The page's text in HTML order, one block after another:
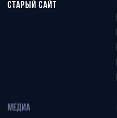
СТАРЫЙ САЙТ
МЕДИА